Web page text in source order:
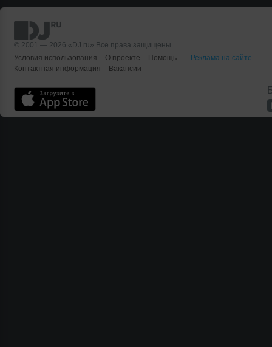
© 2001 — 2026 «DJ.ru» Все права защищены.
Условия использования
О проекте Помощь
Реклама на сайте
Контактная информация
Вакансии